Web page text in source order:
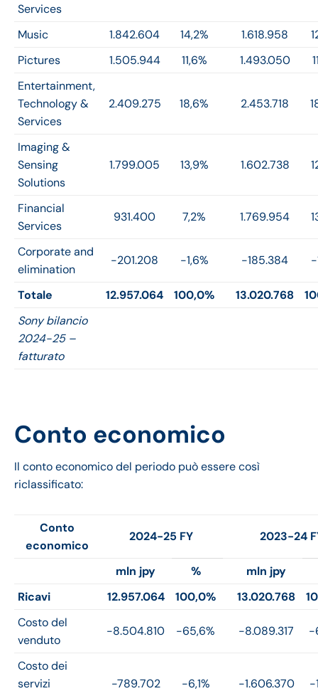
Services
Music 1.842.604 14,2% 1.618.958
Pictures
1.505.944 11,6% 1.493.050
Entertainment,
Technology &
Services
2.409.275 18,6% 2.453.718
Imaging &
Sensing
Solutions
1.799.005 13,9% 1.602.738
Financial
Services
931.400 7,2% 1.769.954
Corporate and
elimination
-201.208 -1,6% -185.384 -
Totale 12.957.064 100,0% 13.020.768
Sony bilancio
2024-25 –
fatturato
Conto economico
Il conto economico del periodo può essere così
riclassificato:
Conto
economico
2024-25 FY 2023-24
mln jpy %
mln jpy
Ricavi
12.957.064 100,0% 13.020.768
Costo del
venduto
-8.504.810 -65,6% -8.089.317 -
Costo dei
servizi
-789.702 -6,1% -1.606.370 -